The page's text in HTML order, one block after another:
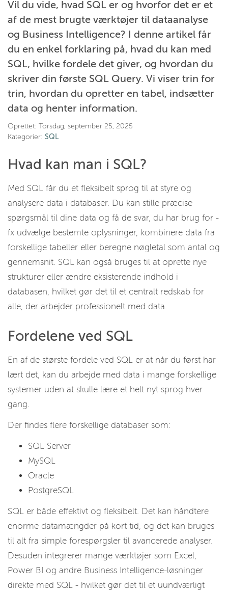
Vil du vide, hvad SQL er og hvorfor det er et
af de mest brugte værktøjer til dataanalyse
og Business Intelligence? I denne artikel får
du en enkel forklaring på, hvad du kan med
SQL, hvilke fordele det giver, og hvordan du
skriver din første SQL Query. Vi viser trin for
trin, hvordan du opretter en tabel, indsætter
data og henter information.
Oprettet: Torsdag, september 25, 2025
Kategorier: SQL
Hvad kan man i SQL?
Med SQL får du et fleksibelt sprog til at styre og
analysere data i databaser. Du kan stille præcise
spørgsmål til dine data og få de svar, du har brug for -
fx udvælge bestemte oplysninger, kombinere data fra
forskellige tabeller eller beregne nøgletal som antal og
gennemsnit. SQL kan også bruges til at oprette nye
strukturer eller ændre eksisterende indhold i
databasen, hvilket gør det til et centralt redskab for
alle, der arbejder professionelt med data.
Fordelene ved SQL
En af de største fordele ved SQL er at når du først har
lært det, kan du arbejde med data i mange forskellige
systemer uden at skulle lære et helt nyt sprog hver
gang.
Der findes flere forskellige databaser som:
SQL Server
MySQL
Oracle
PostgreSQL
SQL er både effektivt og fleksibelt. Det kan håndtere
enorme datamængder på kort tid, og det kan bruges
til alt fra simple forespørgsler til avancerede analyser.
Desuden integrerer mange værktøjer som Excel,
Power BI og andre Business Intelligence-løsninger
direkte med SQL - hvilket gør det til et uundværligt